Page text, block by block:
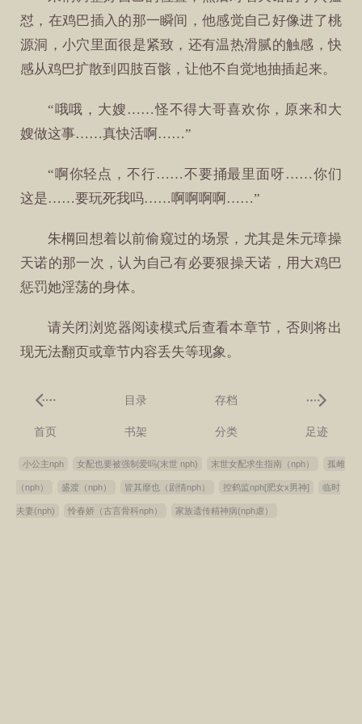
怼，在鸡巴插入的那一瞬间，他感觉自己好像进了桃
源洞，小穴里面很是紧致，还有温热滑腻的触感，快
感从鸡巴扩散到四肢百骸，让他不自觉地抽插起来。
“哦哦，大嫂……怪不得大哥喜欢你，原来和大
嫂做这事……真快活啊……”
“啊你轻点，不行……不要捅最里面呀……你们
这是……要玩死我吗……啊啊啊啊……”
朱棡回想着以前偷窥过的场景，尤其是朱元璋操
天诺的那一次，认为自己有必要狠操天诺，用大鸡巴
惩罚她淫荡的身体。
请关闭浏览器阅读模式后查看本章节，否则将出
现无法翻页或章节内容丢失等现象。
目录 存档
首页 书架 分类 足迹
小公主nph 女配也要被强制爱吗(末世 nph) 末世女配求生指南（nph） 孤雌
（nph） 盛渡（nph） 皆其靡也（剧情nph） 控鹤监nph[肥女x男神] 临时
夫妻(nph) 怜春娇（古言骨科nph） 家族遗传精神病(nph虐）